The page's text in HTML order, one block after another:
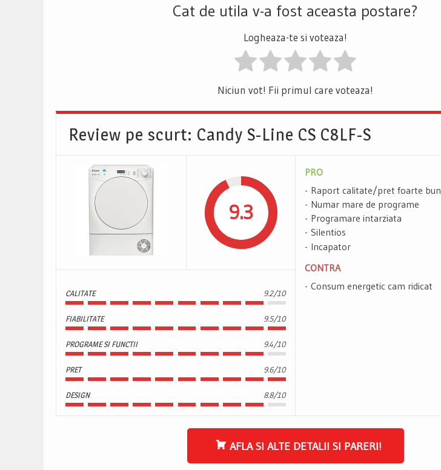
Cat de utila v-a fost aceasta postare?
Logheaza-te si voteaza!
Niciun vot! Fii primul care voteaza!
Review pe scurt: Candy S-Line CS C8LF-S
9.3
CALITATE 9.2/10
FIABILITATE 9.5/10
PROGRAME SI FUNCTII 9.4/10
PRET 9.6/10
DESIGN 8.8/10
PRO
Raport calitate/pret foarte bun
Numar mare de programe
Programare intarziata
Silentios
Incapator
CONTRA
Consum energetic cam ridicat
AFLA SI ALTE DETALII SI PARERI!